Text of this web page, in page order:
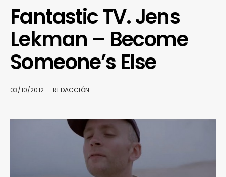
Fantastic TV. Jens
Lekman – Become
Someone’s Else
03/10/2012 REDACCIÓN